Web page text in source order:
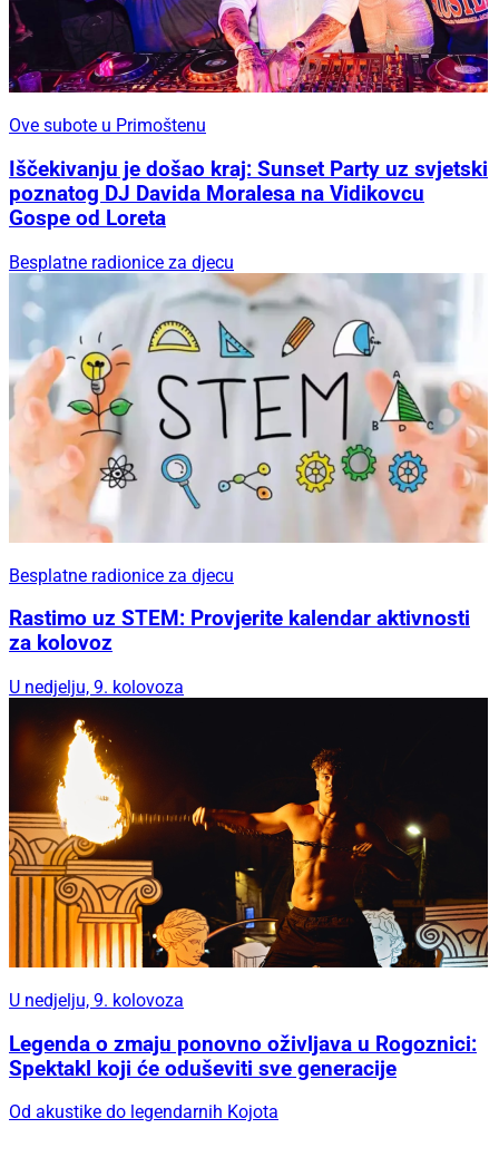
Ove subote u Primoštenu
Iščekivanju je došao kraj: Sunset Party uz svjetski
poznatog DJ Davida Moralesa na Vidikovcu
Gospe od Loreta
Besplatne radionice za djecu
Besplatne radionice za djecu
Rastimo uz STEM: Provjerite kalendar aktivnosti
za kolovoz
U nedjelju, 9. kolovoza
U nedjelju, 9. kolovoza
Legenda o zmaju ponovno oživljava u Rogoznici:
Spektakl koji će oduševiti sve generacije
Od akustike do legendarnih Kojota